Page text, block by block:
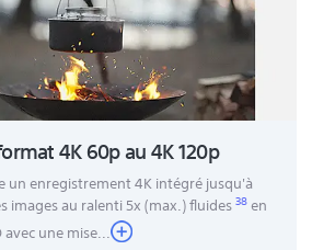
4K 60p au 4K 120p
un enregistrement 4K intégré jusqu'à
images au ralenti 5x (max.) fluides38en
une mise...